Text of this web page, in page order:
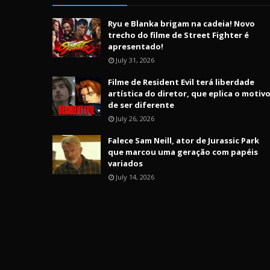
Ryu e Blanka brigam na cadeia! Novo
trecho do filme de Street Fighter é
apresentado!
July 31, 2026
Filme de Resident Evil terá liberdade
artística do diretor, que eplica o motivo
de ser diferente
July 26, 2026
Falece Sam Neill, ator de Jurassic Park
que marcou uma geração com papéis
variados
July 14, 2026